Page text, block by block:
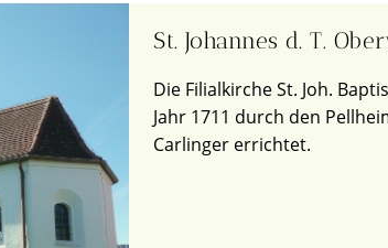
St. Johannes d. T.
Die Filialkirche St. Joh.
Jahr 1711 durch den
Carlinger errichtet.